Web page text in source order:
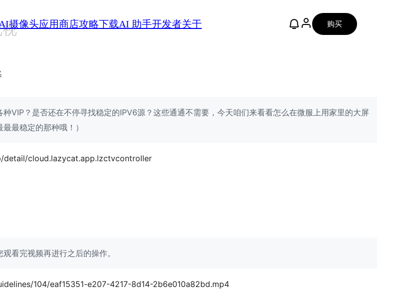
摄像头应用商店攻略下载AI 助手开发者关于 购买
VIP？是否还在不停寻找稳定的IPV6源？这些通通不需要，今天咱们来看看怎么在微服上用家里的大屏
最稳定的那种哦！）
cloud.lazycat.app.lzctvcontroller
看完视频再进行之后的操作。
104/eaf15351-e207-4217-8d14-2b6e010a82bd.mp4